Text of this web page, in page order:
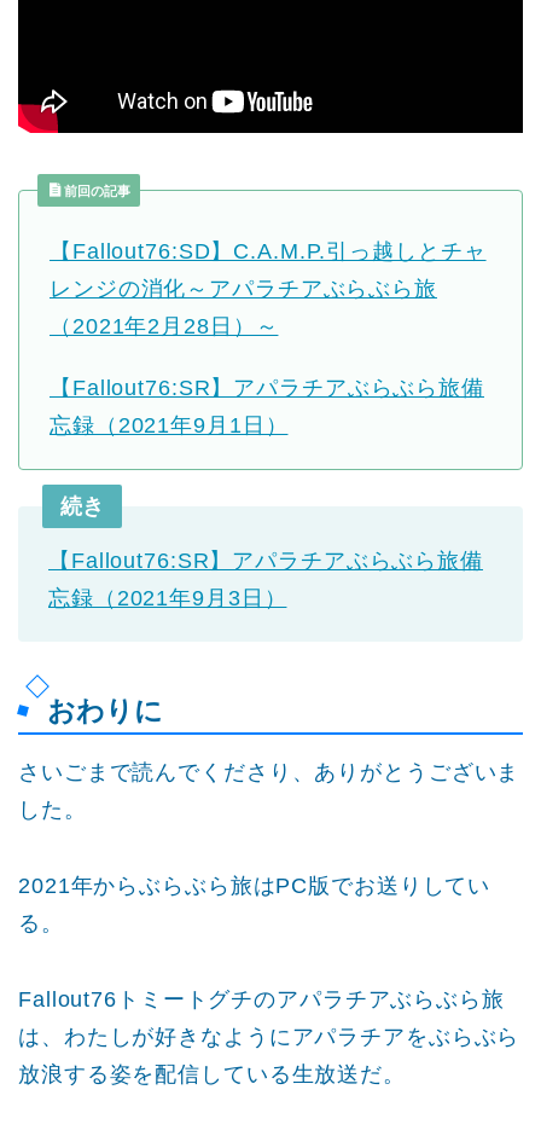
前回の記事
【Fallout76:SD】C.A.M.P.引っ越しとチャ
レンジの消化～アパラチアぶらぶら旅
（2021年2月28日）～
【Fallout76:SR】アパラチアぶらぶら旅備
忘録（2021年9月1日）
続き
【Fallout76:SR】アパラチアぶらぶら旅備
忘録（2021年9月3日）
おわりに
さいごまで読んでくださり、ありがとうございま
した。
2021年からぶらぶら旅はPC版でお送りしてい
る。
Fallout76トミートグチのアパラチアぶらぶら旅
は、わたしが好きなようにアパラチアをぶらぶら
放浪する姿を配信している生放送だ。